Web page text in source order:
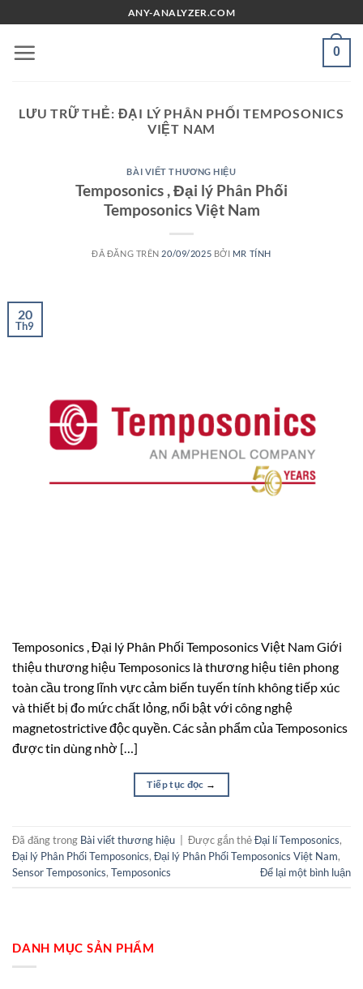
đến
nội
ANY-ANALYZER.COM
0
LƯU TRỮ THẺ: ĐẠI LÝ PHÂN PHỐI TEMPOSONICS
VIỆT NAM
BÀI VIẾT THƯƠNG HIỆU
Temposonics , Đại lý Phân Phối
Temposonics Việt Nam
ĐÃ ĐĂNG TRÊN 20/09/2025 BỞI MR TÍNH
20
Th9
Temposonics , Đại lý Phân Phối Temposonics Việt Nam Giới
thiệu thương hiệu Temposonics là thương hiệu tiên phong
toàn cầu trong lĩnh vực cảm biến tuyến tính không tiếp xúc
và thiết bị đo mức chất lỏng, nổi bật với công nghệ
magnetostrictive độc quyền. Các sản phẩm của Temposonics
được tin dùng nhờ […]
Tiếp tục đọc →
Đã đăng trong Bài viết thương hiệu Được gắn thẻĐại lí Temposonics,
Đại lý Phân Phối Temposonics, Đại lý Phân Phối Temposonics Việt Nam,
Sensor Temposonics, Temposonics Để lại một bình luận
DANH MỤC SẢN PHẨM